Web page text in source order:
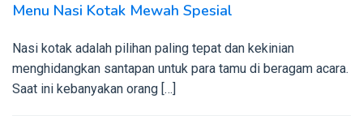
Menu Nasi Kotak Mewah Spesial
Nasi kotak adalah pilihan paling tepat dan kekinian
menghidangkan santapan untuk para tamu di beragam acara.
Saat ini kebanyakan orang […]